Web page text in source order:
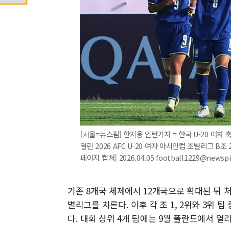
[서울=뉴스핌] 한지용 인턴기자 = 한국 U-20 여자
열린 2026 AFC U-20 여자 아시안컵 조별리그 B조
페이지 캡처] 2026.04.05
기존 8개국 체제에서 12개국으로 확대된 뒤
별리그를 치른다. 이후 각 조 1, 2위와 3위
다. 대회 상위 4개 팀에는 9월 폴란드에서 열